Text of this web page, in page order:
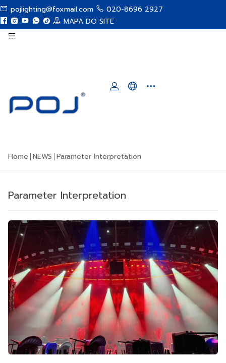
pojlighting@foxmail.com
020-8696 2927
MAPA DO SITE
Home NEWS Parameter Interpretation
Parameter Interpretation